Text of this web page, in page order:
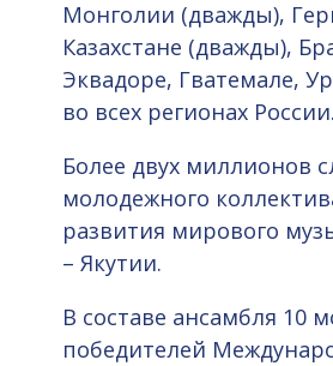
Монголии (дважды),
Казахстане (дважды),
Эквадоре, Гватемале,
во всех регионах России.
Более двух миллионов
молодежного
развития мирового
– Якутии.
В составе ансамбля 10
победителей